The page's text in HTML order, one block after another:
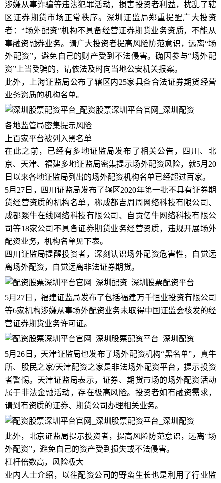
涉嫌从事诈骗等违法犯罪活动，损害投资者利益，扰乱了辖
区证券期货市场正常秩序。深圳证监局郑重提醒广大投资
者：“场外配资”机构不具备经营证券期货业务资质，不能从
事融资融券业务。请广大投资者提高风险防范意识，远离“场
外配资”，避免自己的财产受到不法侵害。确因参与“场外配
资”上当受骗的，请依法及时向当地公安机关报案。
此外，上海证监局公布了辖区内25家具备合法证券期货经营
业务资质的机构名单。
各地监管局密集提示风险
上百家平台被列入黑名单
在此之前，已经有多地证监局发布了相关公告，四川、北
京、天津、福建多地证监局密集提示场外配资风险，就5月20
日以来各地证监局列出的场外配资机构名单已经超过百家。
5月27日，四川证监局发布了辖区2020年第一批不具有证券期
货经营资质的机构名单，称成都吉周周网络科技有限公司、
成都燚牛在线网络科技有限公司、自贡亿牛网络科技有限公
司等18家公司不具备证券期货业务经营资质，违规开展场外
配资业务，机构名单见下表。
四川证监局提醒投资者，深刻认识场外配资危害性，自觉远
离场外配资，自觉远离非法证券期货。
5月27日，福建证监局发布了包括福建万千恒业投资有限公司
等6家机构涉嫌从事场外配资业务未取得中国证监会核发的经
营证券期货业务许可证。
5月26日，天津证监局也发布了场外配资机构“黑名单”，真牛
所、股民之家/天津配资之家是非法场外配资平台，提示投资
者警惕。天津证监局表示，证券、期货市场的场外配资活动
属于非法金融活动，存在极高风险。投资者如有融资需求，
请到有资质的证券、期货公司办理相关业务。
此外，北京证监局提示投资者，提高风险防范意识，远离“场
外配资”，避免自己的资产受到损失或不法侵害。
杠杆倍数高，风险极大
业内人士介绍，以往配资公司的野蛮生长也是利用了行业监